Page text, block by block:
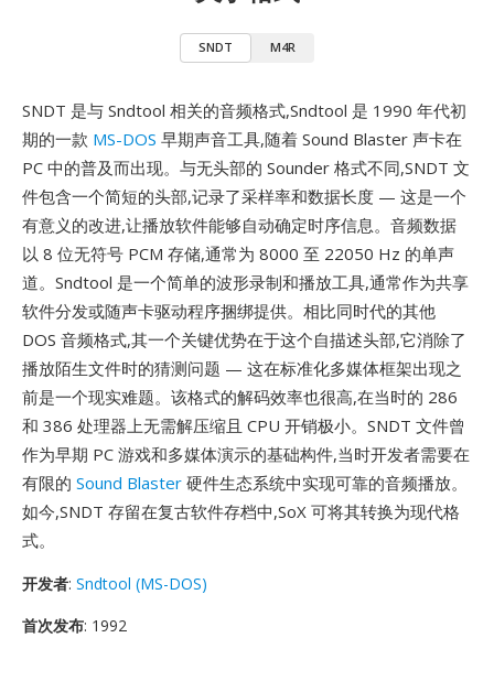
SNDT M4R
SNDT 是与 Sndtool 相关的音频格式,Sndtool 是 1990 年代初
期的一款 MS-DOS 早期声音工具,随着 Sound Blaster 声卡在
PC 中的普及而出现。与无头部的 Sounder 格式不同,SNDT 文
件包含一个简短的头部,记录了采样率和数据长度 — 这是一个
有意义的改进,让播放软件能够自动确定时序信息。音频数据
以 8 位无符号 PCM 存储,通常为 8000 至 22050 Hz 的单声
道。Sndtool 是一个简单的波形录制和播放工具,通常作为共享
软件分发或随声卡驱动程序捆绑提供。相比同时代的其他
DOS 音频格式,其一个关键优势在于这个自描述头部,它消除了
播放陌生文件时的猜测问题 — 这在标准化多媒体框架出现之
前是一个现实难题。该格式的解码效率也很高,在当时的 286
和 386 处理器上无需解压缩且 CPU 开销极小。SNDT 文件曾
作为早期 PC 游戏和多媒体演示的基础构件,当时开发者需要在
有限的 Sound Blaster 硬件生态系统中实现可靠的音频播放。
如今,SNDT 存留在复古软件存档中,SoX 可将其转换为现代格
式。
开发者: Sndtool (MS-DOS)
首次发布: 1992